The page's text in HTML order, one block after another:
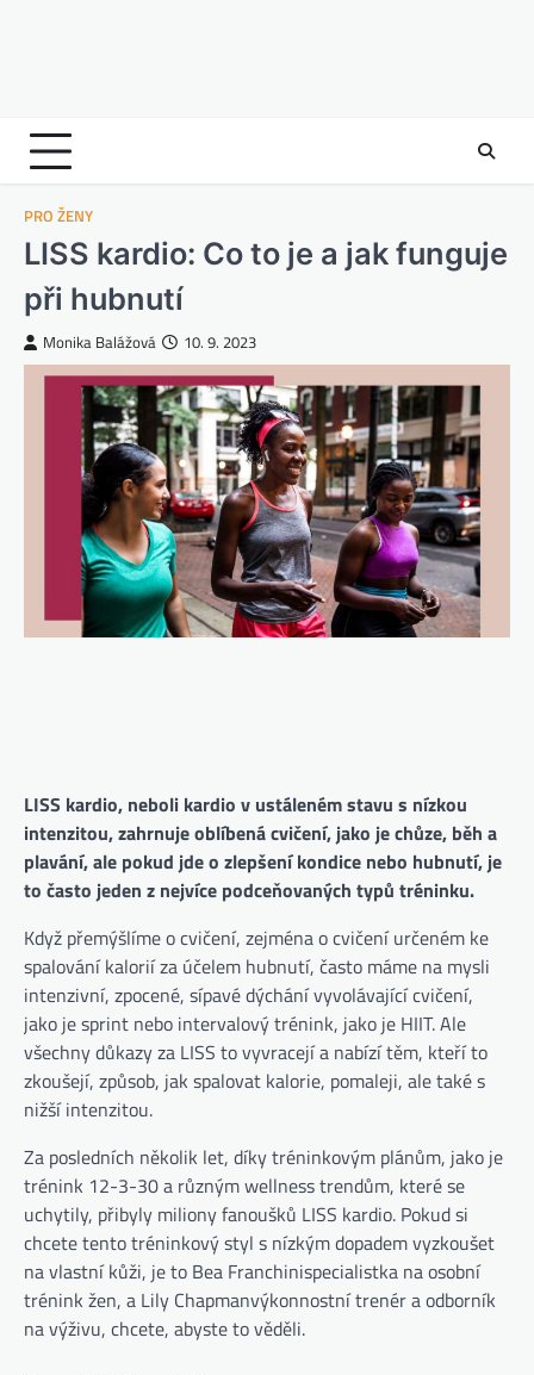
PRO ŽENY
LISS kardio: Co to je a jak funguje
při hubnutí
Monika Balážová 10. 9. 2023
LISS kardio, neboli kardio v ustáleném stavu s nízkou
intenzitou, zahrnuje oblíbená cvičení, jako je chůze, běh a
plavání, ale pokud jde o zlepšení kondice nebo hubnutí, je
to často jeden z nejvíce podceňovaných typů tréninku.
Když přemýšlíme o cvičení, zejména o cvičení určeném ke
spalování kalorií za účelem hubnutí, často máme na mysli
intenzivní, zpocené, sípavé dýchání vyvolávající cvičení,
jako je sprint nebo intervalový trénink, jako je HIIT. Ale
všechny důkazy za LISS to vyvracejí a nabízí těm, kteří to
zkoušejí, způsob, jak spalovat kalorie, pomaleji, ale také s
nižší intenzitou.
Za posledních několik let, díky tréninkovým plánům, jako je
trénink 12-3-30 a různým wellness trendům, které se
uchytily, přibyly miliony fanoušků LISS kardio. Pokud si
chcete tento tréninkový styl s nízkým dopadem vyzkoušet
na vlastní kůži, je to Bea Franchini(otevře se na nové kartě)
specialistka na osobní
trénink žen, a Lily Chapman(otevře se na nové kartě)
výkonnostní trenér a odborník
na výživu, chcete, abyste to věděli.